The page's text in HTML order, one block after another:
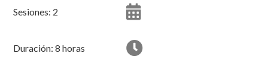
Sesiones: 2
Duración: 8 horas